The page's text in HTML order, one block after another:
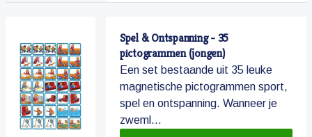
Spel & Ontspanning - 35
pictogrammen (jongen)
Een set bestaande uit 35 leuke
magnetische pictogrammen sport,
spel en ontspanning. Wanneer je
zweml...